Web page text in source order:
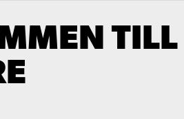
TILL